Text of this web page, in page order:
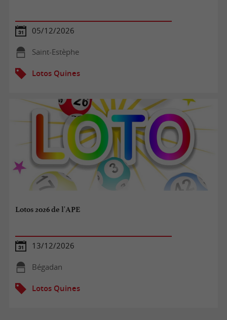
05/12/2026
Saint-Estèphe
Lotos Quines
Lotos 2026 de l'APE
13/12/2026
Bégadan
Lotos Quines